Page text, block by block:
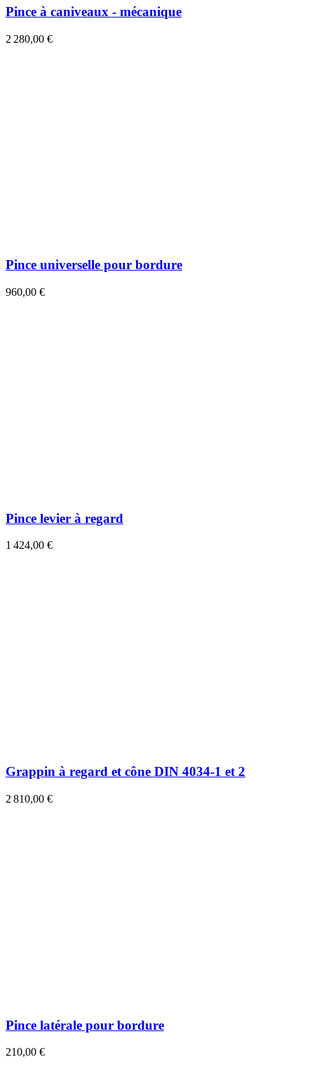
Pince à caniveaux - mécanique
2 280,00 €
Pince universelle pour bordure
960,00 €
Pince levier à regard
1 424,00 €
Grappin à regard et cône DIN 4034-1 et 2
2 810,00 €
Pince latérale pour bordure
210,00 €